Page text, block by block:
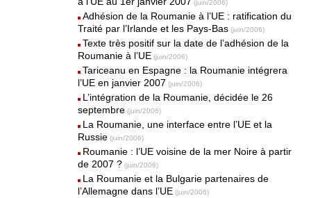
(juin/2006)
Adhésion de la Roumanie à l’UE : ratification du
Traité par l’Irlande et les Pays-Bas (juin/2006)
Texte très positif sur la date de l’adhésion de la
Roumanie à l’UE (juin/2006)
Tariceanu en Espagne : la Roumanie intégrera
l’UE en janvier 2007 (juin/2006)
L’intégration de la Roumanie, décidée le 26
septembre (juin/2006)
La Roumanie, une interface entre l’UE et la
Russie (juin/2006)
Roumanie : l’UE voisine de la mer Noire à partir
de 2007 ? (juin/2006)
La Roumanie et la Bulgarie partenaires de
l’Allemagne dans l’UE (juin/2006)